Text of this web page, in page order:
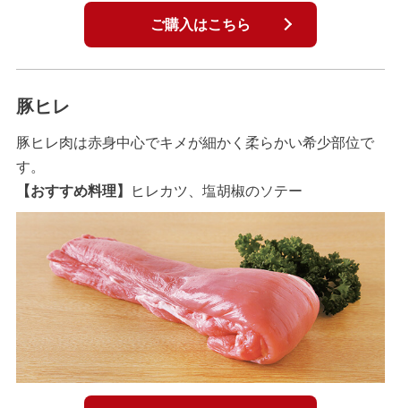
ご購入はこちら
豚ヒレ
豚ヒレ肉は赤身中心でキメが細かく柔らかい希少部位で
す。
【おすすめ料理】
ヒレカツ、塩胡椒のソテー